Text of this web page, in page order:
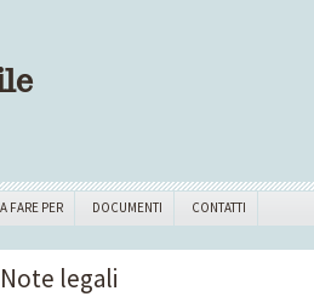
FARE PER DOCUMENTI CONTATTI
Note legali